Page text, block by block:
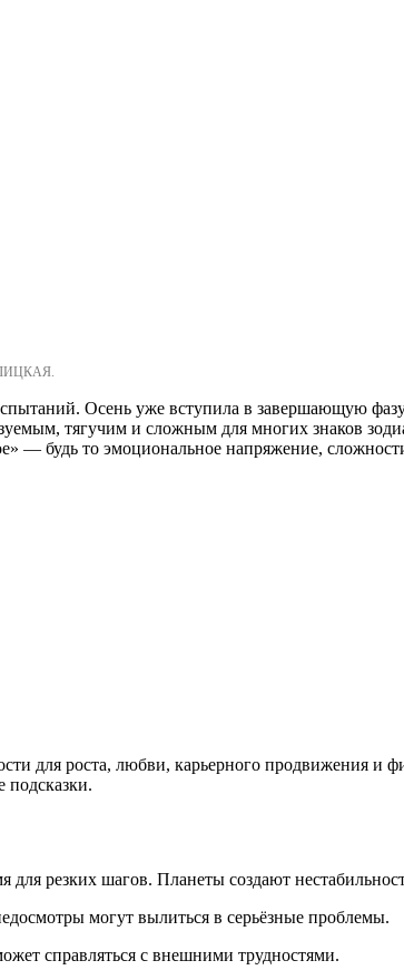
Осень уже вступила в завершающую
тягучим и сложным для многих знаков
— будь то эмоциональное напряжение,
для роста, любви, карьерного продвижения и
подсказки.
резких шагов. Планеты создают
могут вылиться в серьёзные проблемы.
справляться с внешними трудностями.